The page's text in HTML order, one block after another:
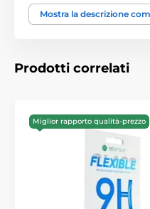
quindi aderisce
lasciare bolle d'aria.
mantiene la piena
superficiale speciale
Caratteristiche:
Adesivo: su tutta la
Spessore: 0,3 mm
Materiale: vetro
Livello di protezione:
Mostra la descrizione
Prodotti correlati
Miglior rapporto qualità-prezzo